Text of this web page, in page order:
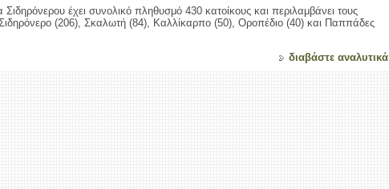
Σιδηρόνερου έχει συνολικό πληθυσμό 430 κατοίκους και περιλαμβάνει τους
Σιδηρόνερο (206), Σκαλωτή (84), Καλλίκαρπο (50), Οροπέδιο (40) και Παππάδες
διαβάστε αναλυτικά